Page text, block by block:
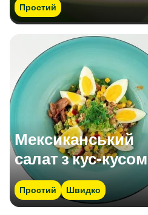
Простий
Мексиканський
салат з кус-кусом
Простий Швидко